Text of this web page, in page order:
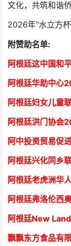
文化，共筑和谐侨
2026年“水立方
附赞助名单:
阿根廷这中国和
阿根廷华助中心2
阿根廷妇女儿童
阿根廷洪门协会2
阿中投资贸易促
阿根廷兴化同乡
阿根廷老虎洲华
阿根廷弗洛伦西
阿根廷New
飘飘东方食品有